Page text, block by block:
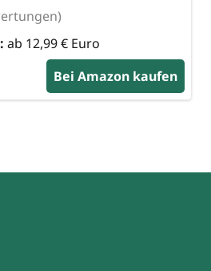
ab 12,99 € Euro
Bei Amazon kaufen